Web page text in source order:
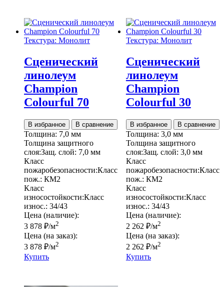
Gloss
Текстура: Монолит
Сценический
линолеум
Champion
Colourful 70
В избранное В сравнение
Толщина: 7,0 мм
Толщина защитного
слоя:Защ. слой: 7,0 мм
Класс
пожаробезопасности:Класс
пож.: КМ2
Класс
износостойкости:Класс
износ.: 34/43
Цена (наличие):
3 878 ₽/м2
Цена (на заказ):
3 878 ₽/м2
Купить
Текстура: Монолит
Сценический
линолеум
Champion
Colourful 30
В избранное В сравнение
Толщина: 3,0 мм
Толщина защитного
слоя:Защ. слой: 3,0 мм
Класс
пожаробезопасности:Класс
пож.: КМ2
Класс
износостойкости:Класс
износ.: 34/43
Цена (наличие):
2 262 ₽/м2
Цена (на заказ):
2 262 ₽/м2
Купить